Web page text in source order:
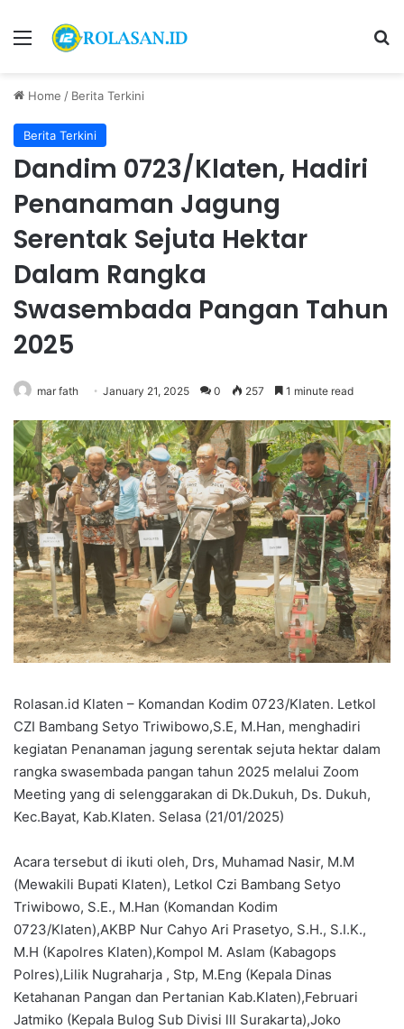
Menu
Home / Berita Terkini
Berita Terkini
Dandim 0723/Klaten, Hadiri
Penanaman Jagung
Serentak Sejuta Hektar
Dalam Rangka
Swasembada Pangan Tahun
2025
mar fath January 21, 2025 0 257 1 minute read
Rolasan.id Klaten – Komandan Kodim 0723/Klaten. Letkol
CZI Bambang Setyo Triwibowo,S.E, M.Han, menghadiri
kegiatan Penanaman jagung serentak sejuta hektar dalam
rangka swasembada pangan tahun 2025 melalui Zoom
Meeting yang di selenggarakan di Dk.Dukuh, Ds. Dukuh,
Kec.Bayat, Kab.Klaten. Selasa (21/01/2025)
Acara tersebut di ikuti oleh, Drs, Muhamad Nasir, M.M
(Mewakili Bupati Klaten), Letkol Czi Bambang Setyo
Triwibowo, S.E., M.Han (Komandan Kodim
0723/Klaten),AKBP Nur Cahyo Ari Prasetyo, S.H., S.I.K.,
M.H (Kapolres Klaten),Kompol M. Aslam (Kabagops
Polres),Lilik Nugraharja , Stp, M.Eng (Kepala Dinas
Ketahanan Pangan dan Pertanian Kab.Klaten),Februari
Jatmiko (Kepala Bulog Sub Divisi lll Surakarta),Joko